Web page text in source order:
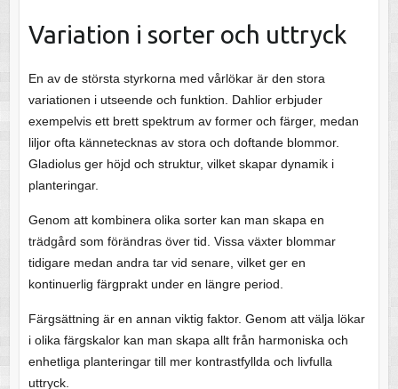
Variation i sorter och uttryck
En av de största styrkorna med vårlökar är den stora
variationen i utseende och funktion. Dahlior erbjuder
exempelvis ett brett spektrum av former och färger, medan
liljor ofta kännetecknas av stora och doftande blommor.
Gladiolus ger höjd och struktur, vilket skapar dynamik i
planteringar.
Genom att kombinera olika sorter kan man skapa en
trädgård som förändras över tid. Vissa växter blommar
tidigare medan andra tar vid senare, vilket ger en
kontinuerlig färgprakt under en längre period.
Färgsättning är en annan viktig faktor. Genom att välja lökar
i olika färgskalor kan man skapa allt från harmoniska och
enhetliga planteringar till mer kontrastfyllda och livfulla
uttryck.